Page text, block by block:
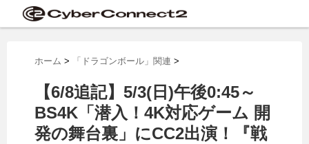
ホーム > 「ドラゴンボール」関連 >
【6/8追記】5/3(日)午後0:45～
BS4K「潜入！4K対応ゲーム 開
発の舞台裏」にCC2出演！『戦